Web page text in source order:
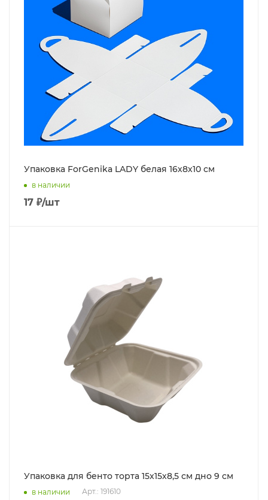
Упаковка ForGenika LADY белая 16х8х10 см
в наличии
17 ₽/шт
Упаковка для бенто торта 15х15х8,5 см дно 9 см
в наличии Арт.: 191610